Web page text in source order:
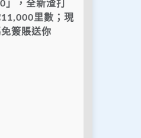
，全新渣打
里數；現
簽賬送你